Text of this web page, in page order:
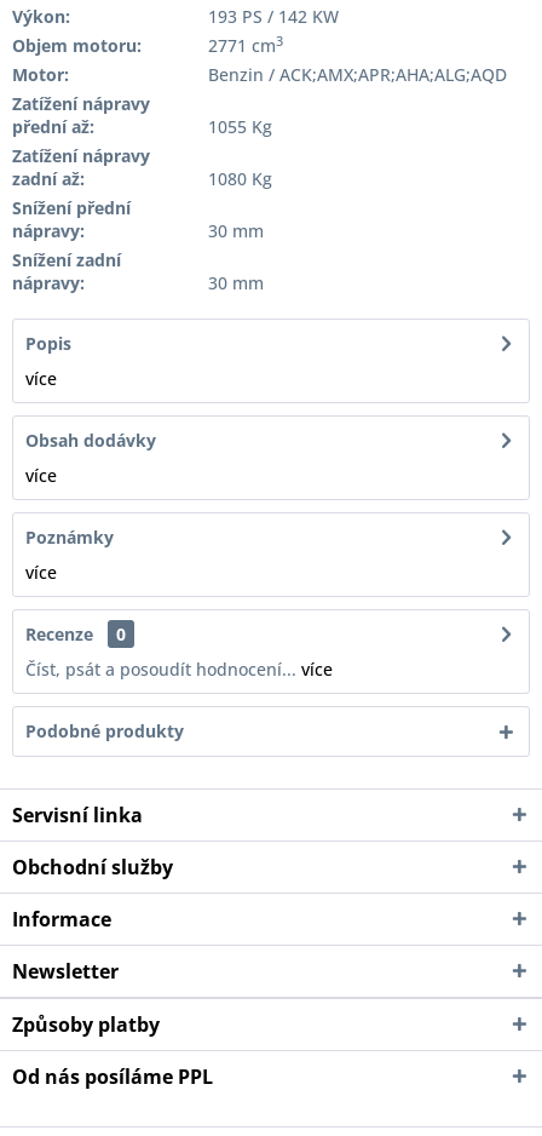
Výkon:
193 PS / 142 KW
Objem motoru:
2771 cm3
Motor:
Benzin / ACK;AMX;APR;AHA;ALG;AQD
Zatížení nápravy
přední až:
1055 Kg
Zatížení nápravy
zadní až:
1080 Kg
Snížení přední
nápravy:
30 mm
Snížení zadní
nápravy:
30 mm
Popis
více
Obsah dodávky
více
Poznámky
více
Recenze
0
Číst, psát a posoudít hodnocení... více
Podobné produkty
Servisní linka
Obchodní služby
Informace
Newsletter
Způsoby platby
Od nás posíláme PPL